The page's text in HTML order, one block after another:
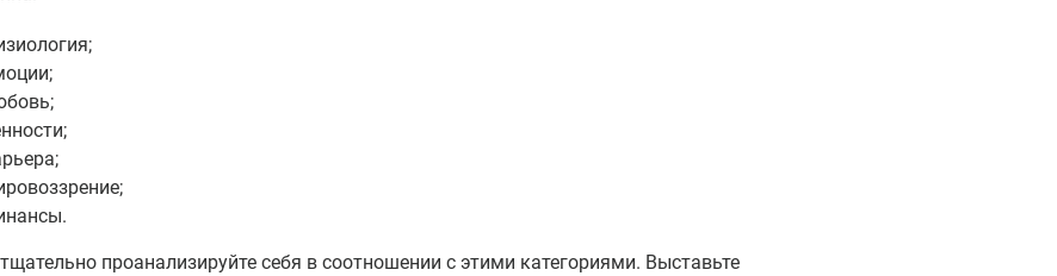
проанализируйте себя в соотношении с этими категориями. Выставьте